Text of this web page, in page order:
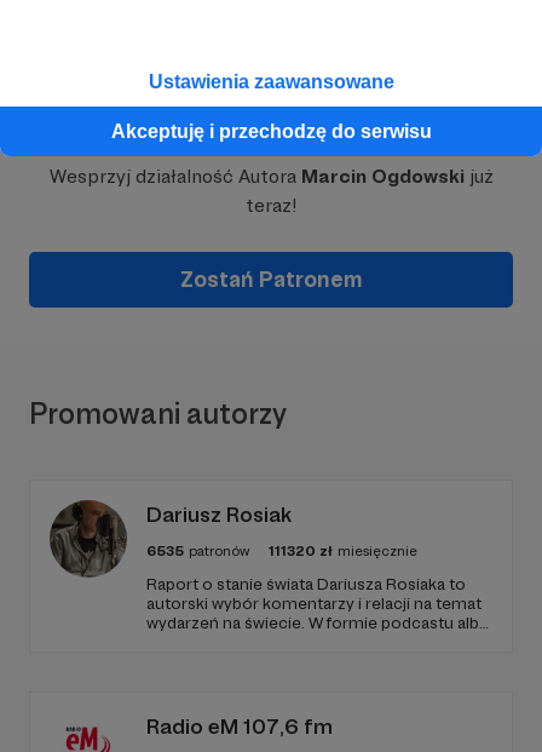
Ustawienia zaawansowane
Akceptuję i przechodzę do serwisu
Dołącz do grona Patronów!
Wesprzyj działalność Autora Marcin Ogdowski już
teraz!
Zostań Patronem
Promowani autorzy
Dariusz Rosiak
6535 patronów 111320 zł miesięcznie
Raport o stanie świata Dariusza Rosiaka to
autorski wybór komentarzy i relacji na temat
wydarzeń na świecie. W formie podcastu albo
Radio eM 107,6 fm